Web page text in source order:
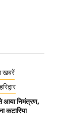
खबरें
हरिद्वार
से आया निमंत्रण,
कटारिया